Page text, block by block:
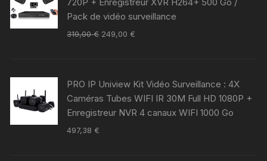
720P + Enregistreur XVR H264+ 500 Go /
Pack de vidéo surveillance
319,00€ 249,00 €
PRO IP Uniview Kit Vidéo Surveillance : 4X
Caméras Tubes WIFI IR 30M Full HD 1080P +
Enregistreur NVR 4 canaux WIFI 1000 Go
497,38 €